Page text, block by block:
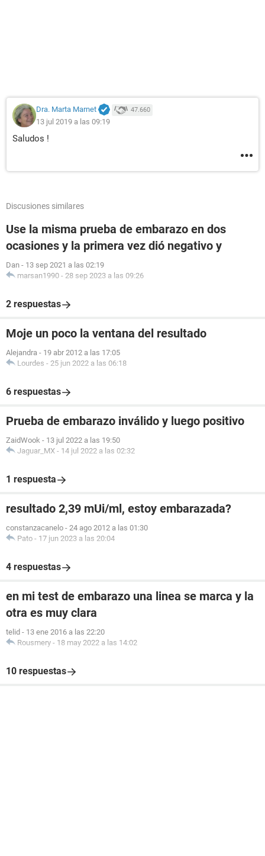
Dra. Marta Marnet 47.660
13 jul 2019 a las 09:19
Saludos !
Discusiones similares
Use la misma prueba de embarazo en dos
ocasiones y la primera vez dió negativo y
Dan - 13 sep 2021 a las 02:19
marsan1990 - 28 sep 2023 a las 09:26
2 respuestas
Moje un poco la ventana del resultado
Alejandra - 19 abr 2012 a las 17:05
Lourdes - 25 jun 2022 a las 06:18
6 respuestas
Prueba de embarazo inválido y luego positivo
ZaidWook - 13 jul 2022 a las 19:50
Jaguar_MX - 14 jul 2022 a las 02:32
1 respuesta
resultado 2,39 mUi/ml, estoy embarazada?
constanzacanelo - 24 ago 2012 a las 01:30
Pato - 17 jun 2023 a las 20:04
4 respuestas
en mi test de embarazo una linea se marca y la
otra es muy clara
telid - 13 ene 2016 a las 22:20
Rousmery - 18 may 2022 a las 14:02
10 respuestas